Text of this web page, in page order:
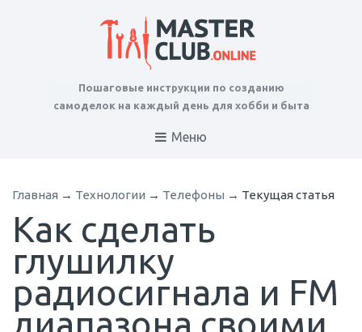
Пошаговые инструкции по созданию
самоделок на каждый день для хобби и быта
Меню
Главная → Технологии → Телефоны → Текущая статья
Как сделать
глушилку
радиосигнала и FM
диапазона своими